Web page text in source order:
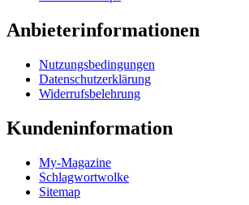
Anbieterinformationen
Nutzungsbedingungen
Datenschutzerklärung
Widerrufsbelehrung
Kundeninformation
My-Magazine
Schlagwortwolke
Sitemap